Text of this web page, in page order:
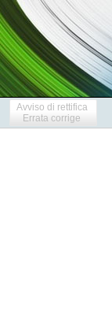
Avviso di rettifica
Errata corrige